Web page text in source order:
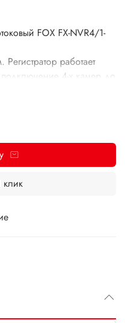
FOX FX-NVR4/1-
работает
4-х камер до
корпусе,
клик